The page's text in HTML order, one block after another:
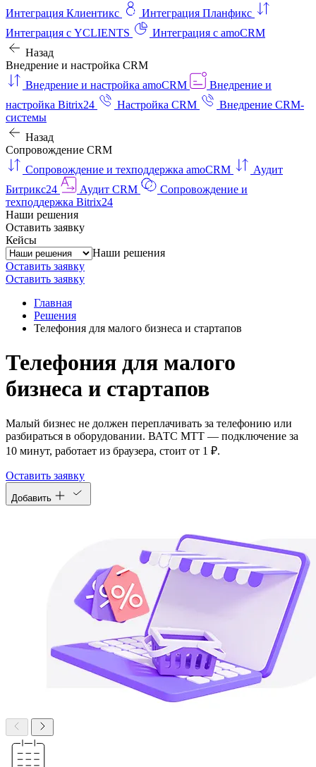
Интеграция Клиентикс
Интеграция Планфикс
Интеграция с YCLIENTS
Интеграция с amoCRM
Назад
Внедрение и настройка CRM
Внедрение и настройка amoCRM
Внедрение и
настройка Bitrix24
Настройка CRM
Внедрение CRM-
системы
Назад
Сопровождение CRM
Сопровождение и техподдержка amoCRM
Аудит
Битрикс24
Аудит CRM
Сопровождение и
техподдержка Bitrix24
Наши решения
Оставить заявку
Кейсы
Наши решения
Оставить заявку
Оставить заявку
Главная
Решения
Телефония для малого бизнеса и стартапов
Телефония для малого
бизнеса и стартапов
Малый бизнес не должен переплачивать за телефонию или
разбираться в оборудовании. ВАТС МТТ — подключение за
10 минут, работает из браузера, стоит от 1 ₽.
Оставить заявку
Добавить